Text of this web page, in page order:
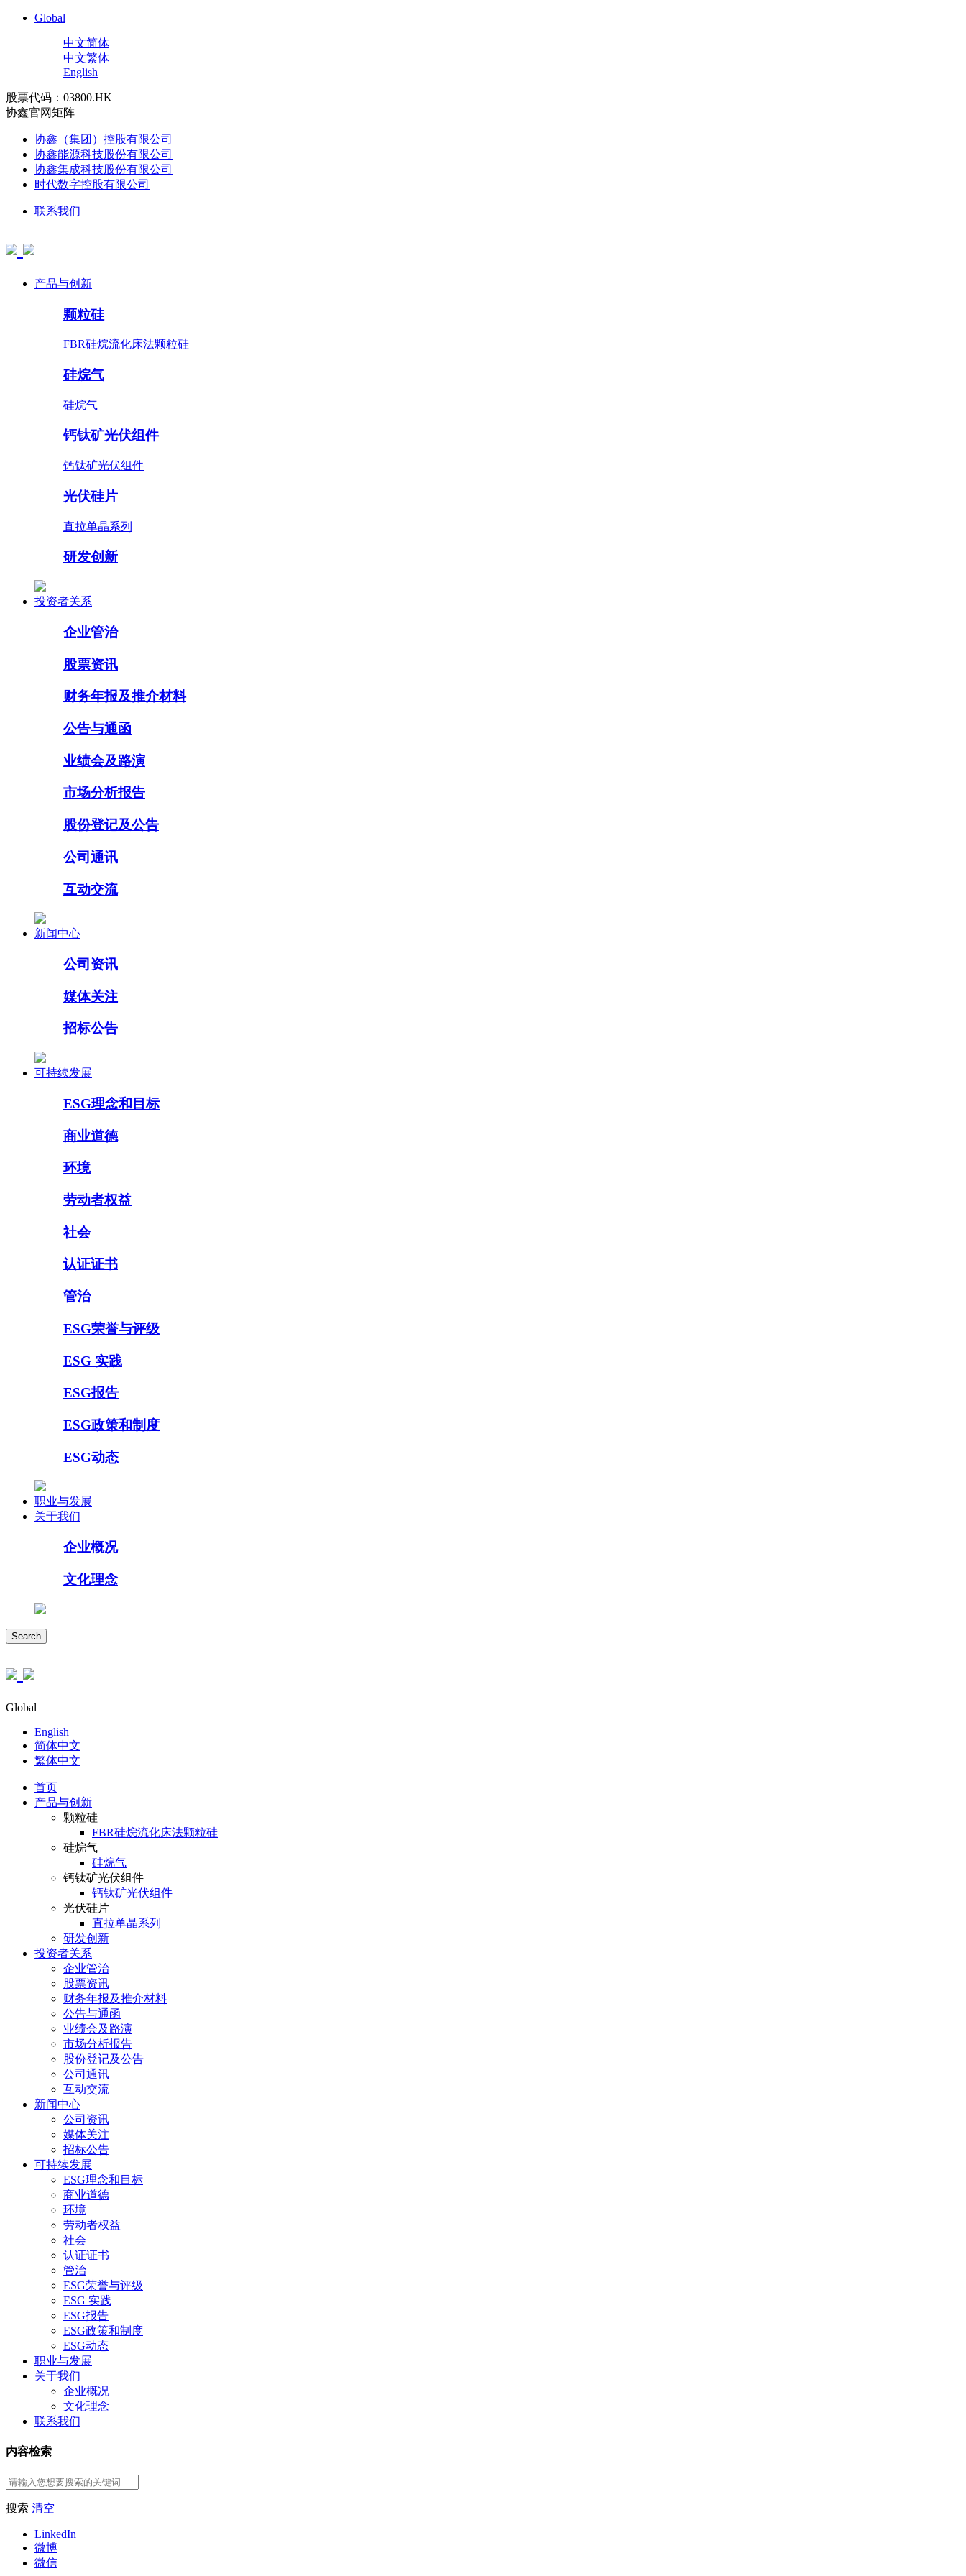
Global
中文简体
中文繁体
English
股票代码：03800.HK
协鑫官网矩阵
协鑫（集团）控股有限公司
协鑫能源科技股份有限公司
协鑫集成科技股份有限公司
时代数字控股有限公司
联系我们
产品与创新
颗粒硅
FBR硅烷流化床法颗粒硅
硅烷气
硅烷气
钙钛矿光伏组件
钙钛矿光伏组件
光伏硅片
直拉单晶系列
研发创新
投资者关系
企业管治
股票资讯
财务年报及推介材料
公告与通函
业绩会及路演
市场分析报告
股份登记及公告
公司通讯
互动交流
新闻中心
公司资讯
媒体关注
招标公告
可持续发展
ESG理念和目标
商业道德
环境
劳动者权益
社会
认证证书
管治
ESG荣誉与评级
ESG 实践
ESG报告
ESG政策和制度
ESG动态
职业与发展
关于我们
企业概况
文化理念
Search
Global
English
简体中文
繁体中文
首页
产品与创新
颗粒硅
FBR硅烷流化床法颗粒硅
硅烷气
硅烷气
钙钛矿光伏组件
钙钛矿光伏组件
光伏硅片
直拉单晶系列
研发创新
投资者关系
企业管治
股票资讯
财务年报及推介材料
公告与通函
业绩会及路演
市场分析报告
股份登记及公告
公司通讯
互动交流
新闻中心
公司资讯
媒体关注
招标公告
可持续发展
ESG理念和目标
商业道德
环境
劳动者权益
社会
认证证书
管治
ESG荣誉与评级
ESG 实践
ESG报告
ESG政策和制度
ESG动态
职业与发展
关于我们
企业概况
文化理念
联系我们
内容检索
搜索 清空
LinkedIn
微博
微信